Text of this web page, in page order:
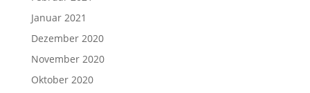
Januar 2021
Dezember 2020
November 2020
Oktober 2020